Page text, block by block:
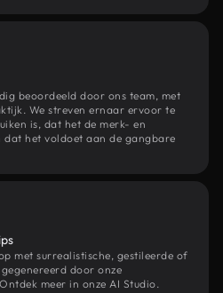
beoordeeld door ons team, met
We streven ernaar ervoor te
is, dat het de merk- en
dat het voldoet aan de gangbare
met surrealistische, gestileerde of
door onze
meer in onze AI Studio.